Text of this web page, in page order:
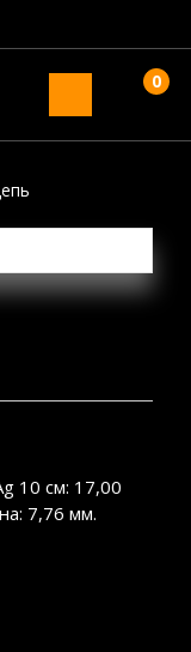
0
10 см: 17,00
7,76 мм.